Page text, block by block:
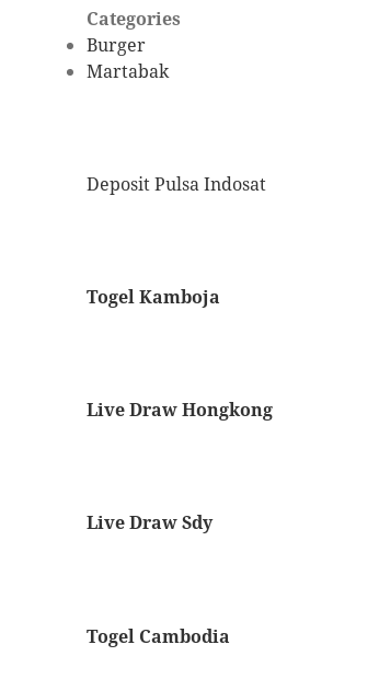
Categories
Burger
Martabak
Deposit Pulsa Indosat
Togel Kamboja
Live Draw Hongkong
Live Draw Sdy
Togel Cambodia